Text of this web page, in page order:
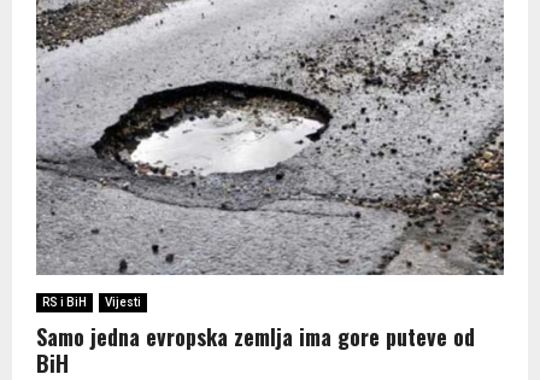
RS i BiH Vijesti
Samo jedna evropska zemlja ima gore puteve od
BiH